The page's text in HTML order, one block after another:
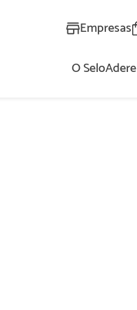
Empresas
O SeloAdere